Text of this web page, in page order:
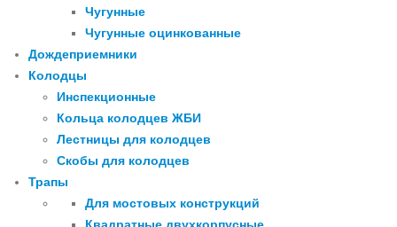
Чугунные
Чугунные оцинкованные
Дождеприемники
Колодцы
Инспекционные
Кольца колодцев ЖБИ
Лестницы для колодцев
Скобы для колодцев
Трапы
Для мостовых конструкций